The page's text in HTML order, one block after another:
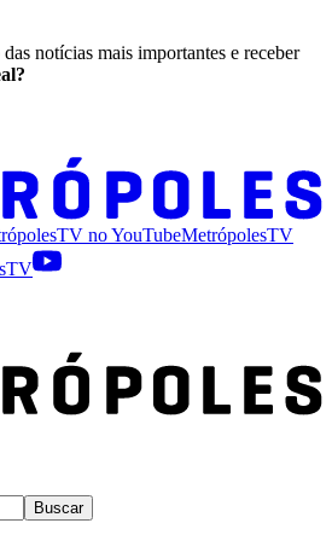
notícias mais importantes e receber
noYouTubeMetrópolesTV
Buscar